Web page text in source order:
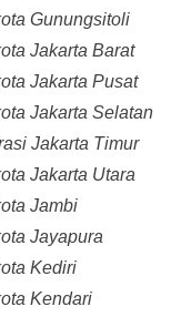
Gunungsitoli
Jakarta Barat
Jakarta Pusat
Jakarta Selatan
Jakarta Timur
Jakarta Utara
Jambi
Jayapura
Kediri
Kendari